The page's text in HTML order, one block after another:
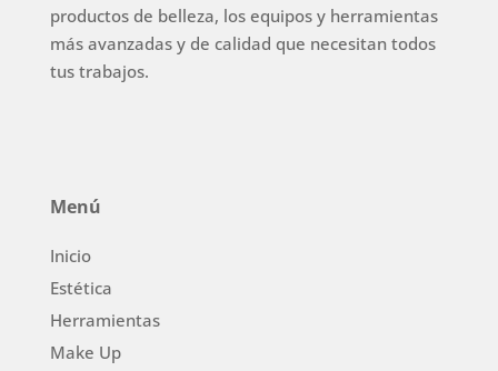
productos de belleza, los equipos y herramientas
más avanzadas y de calidad que necesitan todos
tus trabajos.
Menú
Inicio
Estética
Herramientas
Make Up